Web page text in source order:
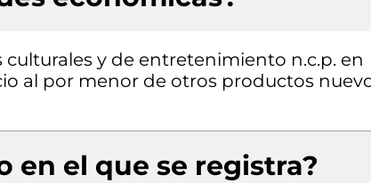
y de entretenimiento n.c.p. en
al por menor de otros productos
en el que se registra?